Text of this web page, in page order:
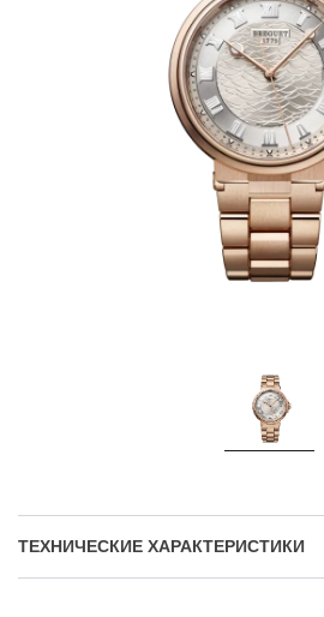
ТЕХНИЧЕСКИЕ ХАРАКТЕРИСТИКИ